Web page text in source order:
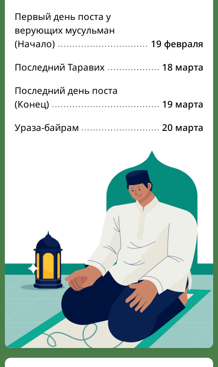
Первый день поста у
верующих мусульман
(Начало)
19 февраля
Последний Таравих
18 марта
Последний день поста
(Конец)
19 марта
Ураза-байрам
20 марта